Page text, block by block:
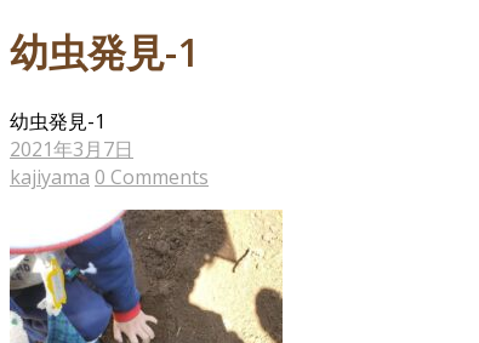
幼虫発見-1
幼虫発見-1
2021年3月7日
kajiyama 0 Comments